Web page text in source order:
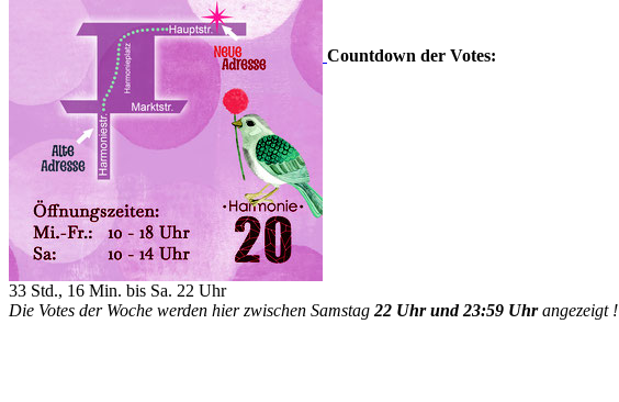
Countdown der Votes:
33 Std., 16 Min. bis Sa. 22 Uhr
Die Votes der Woche werden hier zwischen Samstag 22 Uhr und 23:59 Uhrangezeigt !